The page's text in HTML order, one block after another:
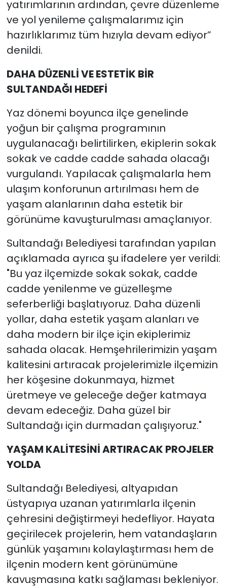
yatırımlarının ardından, çevre düzenleme
ve yol yenileme çalışmalarımız için
hazırlıklarımız tüm hızıyla devam ediyor”
denildi.
DAHA DÜZENLİ VE ESTETİK BİR
SULTANDAĞI HEDEFİ
Yaz dönemi boyunca ilçe genelinde
yoğun bir çalışma programının
uygulanacağı belirtilirken, ekiplerin sokak
sokak ve cadde cadde sahada olacağı
vurgulandı. Yapılacak çalışmalarla hem
ulaşım konforunun artırılması hem de
yaşam alanlarının daha estetik bir
görünüme kavuşturulması amaçlanıyor.
Sultandağı Belediyesi tarafından yapılan
açıklamada ayrıca şu ifadelere yer verildi:
"Bu yaz ilçemizde sokak sokak, cadde
cadde yenilenme ve güzelleşme
seferberliği başlatıyoruz. Daha düzenli
yollar, daha estetik yaşam alanları ve
daha modern bir ilçe için ekiplerimiz
sahada olacak. Hemşehrilerimizin yaşam
kalitesini artıracak projelerimizle ilçemizin
her köşesine dokunmaya, hizmet
üretmeye ve geleceğe değer katmaya
devam edeceğiz. Daha güzel bir
Sultandağı için durmadan çalışıyoruz."
YAŞAM KALİTESİNİ ARTIRACAK PROJELER
YOLDA
Sultandağı Belediyesi, altyapıdan
üstyapıya uzanan yatırımlarla ilçenin
çehresini değiştirmeyi hedefliyor. Hayata
geçirilecek projelerin, hem vatandaşların
günlük yaşamını kolaylaştırması hem de
ilçenin modern kent görünümüne
kavuşmasına katkı sağlaması bekleniyor.